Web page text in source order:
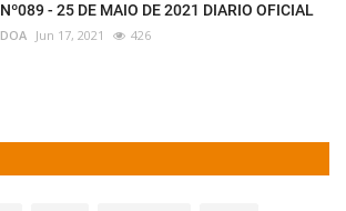
Nº089 - 25 DE MAIO DE 2021 DIARIO OFICIAL
DOA Jun 17, 2021 426